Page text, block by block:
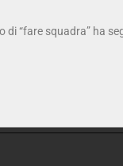
di “fare squadra” ha